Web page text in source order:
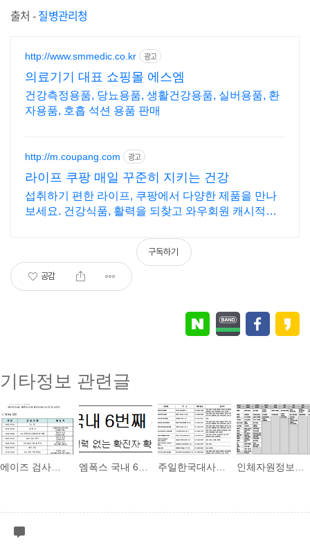
출처 -질병관리청
http://www.smmedic.co.kr 광고
의료기기 대표 쇼핑몰 에스엠
건강측정용품, 당뇨용품, 생활건강용품, 실버용품, 환
자용품, 호흡 석션 용품 판매
http://m.coupang.com 광고
라이프 쿠팡 매일 꾸준히 지키는 건강
섭취하기 편한 라이프, 쿠팡에서 다양한 제품을 만나
보세요. 건강식품, 활력을 되찾고 와우회원 캐시적립
공감
구독하기
기타정보 관련글
주일한국대사관 관할 한국어가능 의료기관